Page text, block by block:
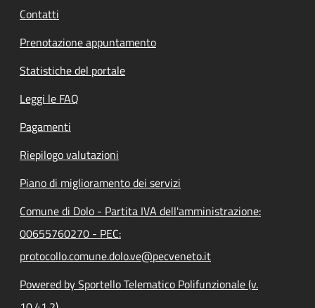
Contatti
Prenotazione appuntamento
Statistiche del portale
Leggi le FAQ
Pagamenti
Riepilogo valutazioni
Piano di miglioramento dei servizi
Comune di Dolo - Partita IVA dell'amministrazione:
00655760270 - PEC:
protocollo.comune.dolo.ve@pecveneto.it
Powered by Sportello Telematico Polifunzionale (v.